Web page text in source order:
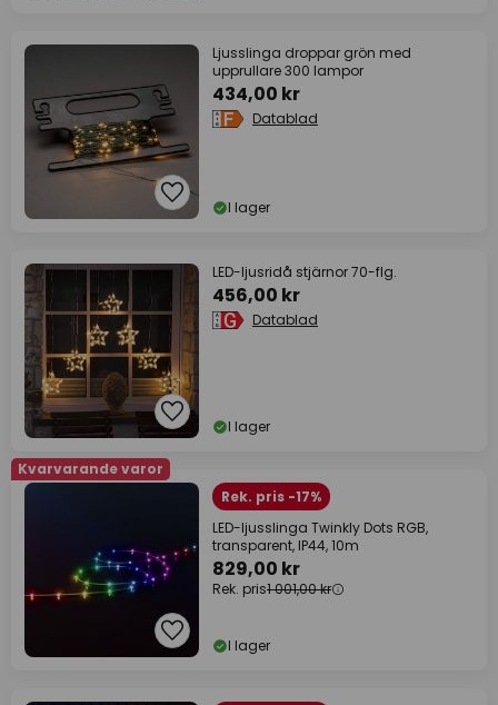
Ljusslinga droppar grön med
upprullare 300 lampor
434,00 kr
Datablad
I lager
LED-ljusridå stjärnor 70-flg.
456,00 kr
Datablad
I lager
Kvarvarande varor
Rek. pris -17%
LED-ljusslinga Twinkly Dots RGB,
transparent, IP44, 10m
829,00 kr
Rek. pris1 001,00 kr
I lager